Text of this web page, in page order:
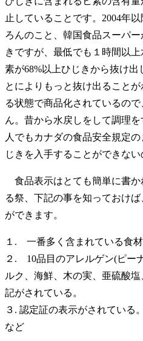
止していることです。2004年
ろんのこと、韓国食品スーパ
きですが、最低でも１時間以
素が68%以上ひじきから抜け出
とによりもっと抜け出ること
る状態で商品化されているの
ん。昔から水戻しをして調理
人でもカナダの食品安全規定
じきを入手することができない
食品表示はとても簡単に書か
る祭、下記の事を知っておけ
ができます。
１. 一番多く含まれている食材
２. 10品目のアレルゲン(ピー
ルク、海鮮、木の実、亜硫酸
記がされている。
３. 認定証の表示がされている
など